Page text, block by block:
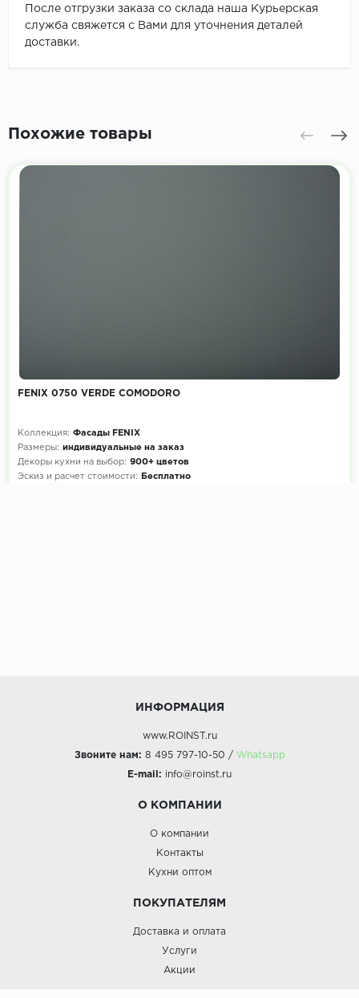
После отгрузки заказа со склада наша Курьерская
служба свяжется с Вами для уточнения деталей
доставки.
Похожие товары
FENIX 0750 VERDE COMODORO
Коллекция: Фасады FENIX
Размеры: индивидуальные на заказ
Декоры кухни на выбор: 900+ цветов
Эскиз и расчет стоимости:
Бесплатно
ИНФОРМАЦИЯ
www.ROINST.ru
Звоните нам: 8 495 797-10-50 / Whatsapp
E-mail: info@roinst.ru
О КОМПАНИИ
О компании
Контакты
Кухни оптом
ПОКУПАТЕЛЯМ
Доставка и оплата
Услуги
Акции